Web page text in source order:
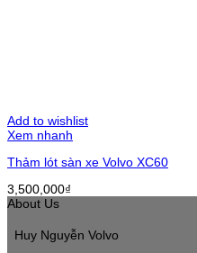
Add to wishlist
Xem nhanh
Thảm lót sàn xe Volvo XC60
3,500,000₫
About Us
Huy Nguyễn Volvo